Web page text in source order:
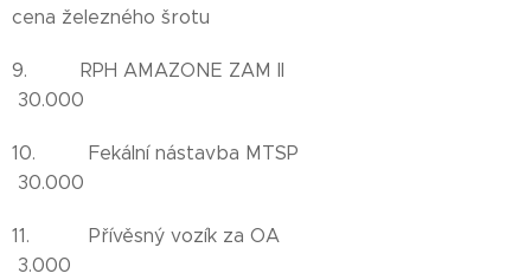
cena železného šrotu
9. RPH AMAZONE ZAM II
30.000
10. Fekální nástavba MTSP
30.000
11. Přívěsný vozík za OA
3.000